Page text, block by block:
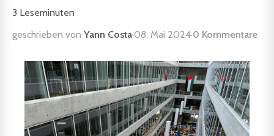
3 Leseminuten
geschrieben von Yann Costa·08. Mai 2024·0 Kommentare